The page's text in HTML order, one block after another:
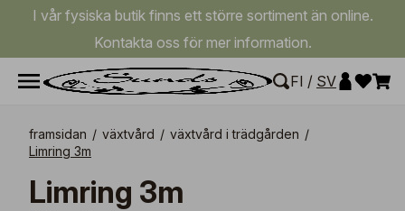
I vår fysiska butik finns ett större sortiment än online.
Kontakta oss för mer information.
FI / SV
framsidan / växtvård / växtvård i trädgården /
Limring 3m
Limring 3m